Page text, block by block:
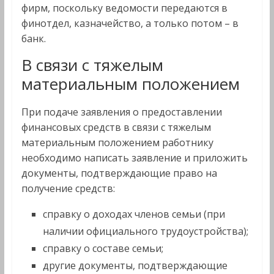
фирм, поскольку ведомости передаются в
финотдел, казначейство, а только потом – в
банк.
В связи с тяжелым
материальным положением
При подаче заявления о предоставлении
финансовых средств в связи с тяжелым
материальным положением работнику
необходимо написать заявление и приложить
документы, подтверждающие право на
получение средств:
справку о доходах членов семьи (при
наличии официального трудоустройства);
справку о составе семьи;
другие документы, подтверждающие